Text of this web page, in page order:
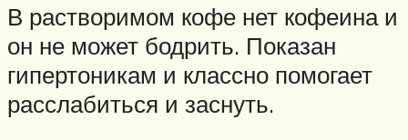
В растворимом кофе нет кофеина и
он не может бодрить. Показан
гипертоникам и классно помогает
расслабиться и заснуть.